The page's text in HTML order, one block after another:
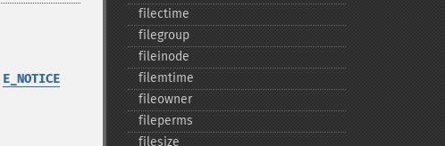
E_NOTICE
filectime
filegroup
fileinode
filemtime
fileowner
fileperms
filesize